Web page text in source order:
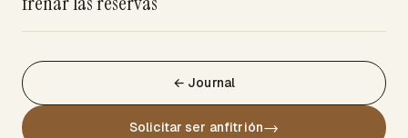
← Journal
Solicitar ser anfitrión→